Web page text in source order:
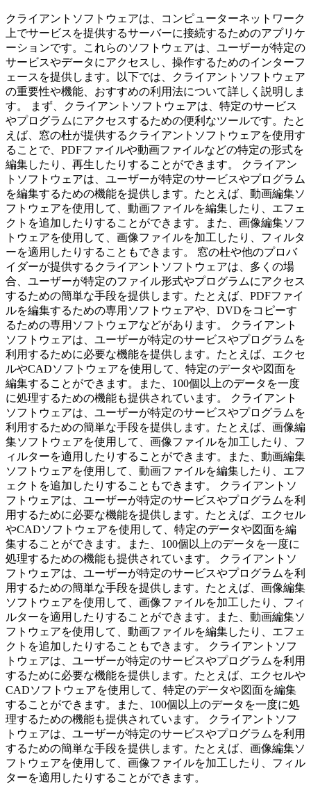
クライアントソフトウェアは、コンピューターネットワーク
上でサービスを提供するサーバーに接続するためのアプリケ
ーションです。これらのソフトウェアは、ユーザーが特定の
サービスやデータにアクセスし、操作するためのインターフ
ェースを提供します。以下では、クライアントソフトウェア
の重要性や機能、おすすめの利用法について詳しく説明しま
す。 まず、クライアントソフトウェアは、特定のサービス
やプログラムにアクセスするための便利なツールです。たと
えば、窓の杜が提供するクライアントソフトウェアを使用す
ることで、PDFファイルや動画ファイルなどの特定の形式を
編集したり、再生したりすることができます。 クライアン
トソフトウェアは、ユーザーが特定のサービスやプログラム
を編集するための機能を提供します。たとえば、動画編集ソ
フトウェアを使用して、動画ファイルを編集したり、エフェ
クトを追加したりすることができます。また、画像編集ソフ
トウェアを使用して、画像ファイルを加工したり、フィルタ
ーを適用したりすることもできます。 窓の杜や他のプロバ
イダーが提供するクライアントソフトウェアは、多くの場
合、ユーザーが特定のファイル形式やプログラムにアクセス
するための簡単な手段を提供します。たとえば、PDFファイ
ルを編集するための専用ソフトウェアや、DVDをコピーす
るための専用ソフトウェアなどがあります。 クライアント
ソフトウェアは、ユーザーが特定のサービスやプログラムを
利用するために必要な機能を提供します。たとえば、エクセ
ルやCADソフトウェアを使用して、特定のデータや図面を
編集することができます。また、100個以上のデータを一度
に処理するための機能も提供されています。 クライアント
ソフトウェアは、ユーザーが特定のサービスやプログラムを
利用するための簡単な手段を提供します。たとえば、画像編
集ソフトウェアを使用して、画像ファイルを加工したり、フ
ィルターを適用したりすることができます。また、動画編集
ソフトウェアを使用して、動画ファイルを編集したり、エフ
ェクトを追加したりすることもできます。 クライアントソ
フトウェアは、ユーザーが特定のサービスやプログラムを利
用するために必要な機能を提供します。たとえば、エクセル
やCADソフトウェアを使用して、特定のデータや図面を編
集することができます。また、100個以上のデータを一度に
処理するための機能も提供されています。 クライアントソ
フトウェアは、ユーザーが特定のサービスやプログラムを利
用するための簡単な手段を提供します。たとえば、画像編集
ソフトウェアを使用して、画像ファイルを加工したり、フィ
ルターを適用したりすることができます。また、動画編集ソ
フトウェアを使用して、動画ファイルを編集したり、エフェ
クトを追加したりすることもできます。 クライアントソフ
トウェアは、ユーザーが特定のサービスやプログラムを利用
するために必要な機能を提供します。たとえば、エクセルや
CADソフトウェアを使用して、特定のデータや図面を編集
することができます。また、100個以上のデータを一度に処
理するための機能も提供されています。 クライアントソフ
トウェアは、ユーザーが特定のサービスやプログラムを利用
するための簡単な手段を提供します。たとえば、画像編集ソ
フトウェアを使用して、画像ファイルを加工したり、フィル
ターを適用したりすることができます。